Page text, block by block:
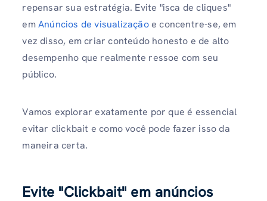
repensar sua estratégia. Evite "isca de cliques"
emAnúncios de visualizaçãoe concentre-se, em
vez disso, em criar conteúdo honesto e de alto
desempenho que realmente ressoe com seu
público.
Vamos explorar exatamente por que é essencial
evitar clickbait e como você pode fazer isso da
maneira certa.
Evite "Clickbait" em anúncios